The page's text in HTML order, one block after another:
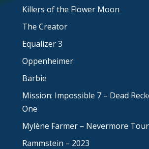
Killers of the Flower Moon
The Creator
Equalizer 3
Oppenheimer
Barbie
Mission: Impossible 7 – Dead
One
Mylène Farmer – Nevermore Tour
Rammstein – 2023